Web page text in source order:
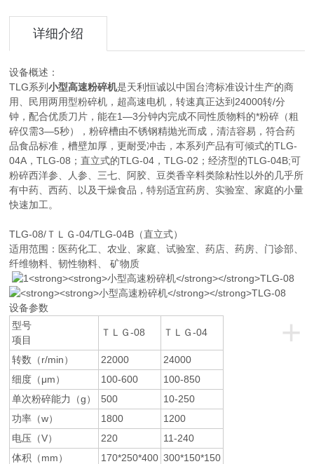
详细介绍
设备概述：
TLG系列小型高速粉碎机是天利恒诚以中国台湾标准设计生产的商
用、民用两用型粉碎机，超高速电机，转速真正达到24000转/分
钟，配合优质刀片，能在1—3分钟内完成不同性质物料的*粉碎（粗
碎仅需3—5秒），粉碎槽由不锈钢精抛光而成，清洁容易，符合药
品食品标准，槽壁加厚，更耐受冲击，本系列产品有可倾式的TLG-
04A，TLG-08；直立式的TLG-04，TLG-02；经济型的TLG-04B;可
粉碎西洋参、人参、三七、阿胶、豆类香辛料类除粘性以外的几乎所
有中药、西药、以及干燥食品，特别适宜药房、实验室、家庭的小量
快速加工。
TLG-08/ＴＬＧ-04/TLG-04B（直立式）
适用范围：医药化工、农业、家庭、试验室、药店、药房、门诊部、
纤维物料、韧性物料、 矿物质
设备参数
+
型号
项目
ＴＬＧ-08 ＴＬＧ-04
转数（r/min） 22000
24000
细度（μm）
100-600
100-850
单次粉碎能力（g）
500
10-250
功率（w）
1800
1200
电压（V）
220
11-240
体积（mm）
170*250*400 300*150*150